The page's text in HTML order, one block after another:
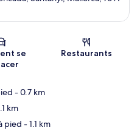
Carte
se
Restaurants
- 0.7 km
km
pied - 1.1 km